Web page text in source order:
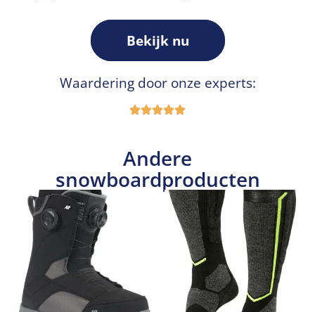
Bekijk nu
Waardering door onze experts:
Andere
snowboardproducten